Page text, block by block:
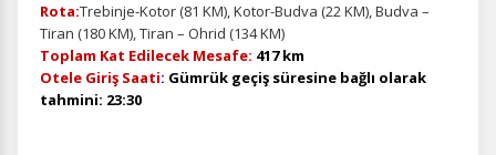
Rota:Trebinje-Kotor (81 KM), Kotor-Budva (22 KM), Budva –
Tiran (180 KM), Tiran – Ohrid (134 KM)
Toplam Kat Edilecek Mesafe: 417 km
Otele Giriş Saati: Gümrük geçiş süresine bağlı olarak
tahmini: 23:30